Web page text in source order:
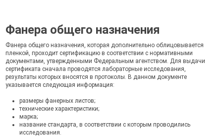
Фанера общего назначения
Фанера общего назначения, которая дополнительно облицовывается
пленкой, проходит сертификацию в соответствии с нормативными
документами, утвержденными Федеральным агентством. Для выдачи
сертификата сначала проводятся лабораторные исследования,
результаты которых вносятся в протоколы. В данном документе
указывается следующая информация:
размеры фанерных листов;
технические характеристики;
марка;
название стандарта, в соответствии с которым проводились
исследования.